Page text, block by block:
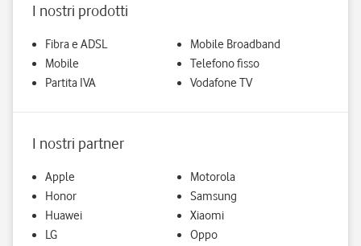
I nostri prodotti
Fibra e ADSL
Mobile
Partita IVA
Mobile Broadband
Telefono fisso
Vodafone TV
I nostri partner
Apple
Honor
Huawei
LG
Motorola
Samsung
Xiaomi
Oppo